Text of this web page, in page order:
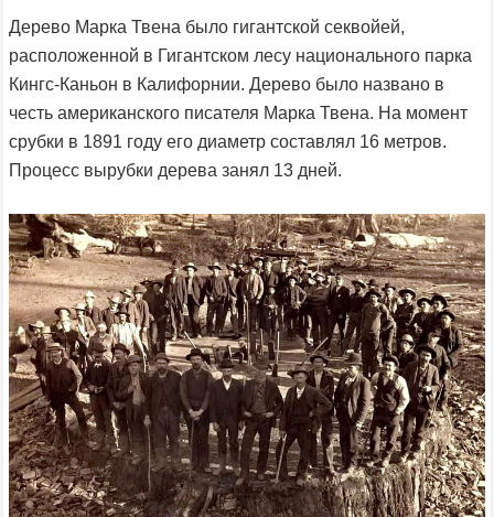
Дерево Марка Твена было гигантской секвойей,
расположенной в Гигантском лесу национального парка
Кингс-Каньон в Калифорнии. Дерево было названо в
честь американского писателя Марка Твена. На момент
срубки в 1891 году его диаметр составлял 16 метров.
Процесс вырубки дерева занял 13 дней.